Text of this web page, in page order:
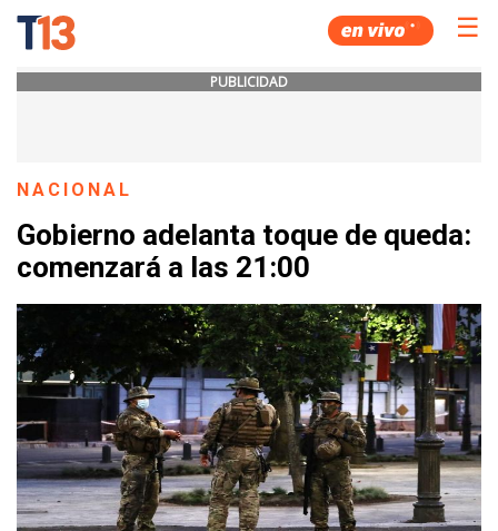
☰
PUBLICIDAD
NACIONAL
Gobierno adelanta toque de queda:
comenzará a las 21:00